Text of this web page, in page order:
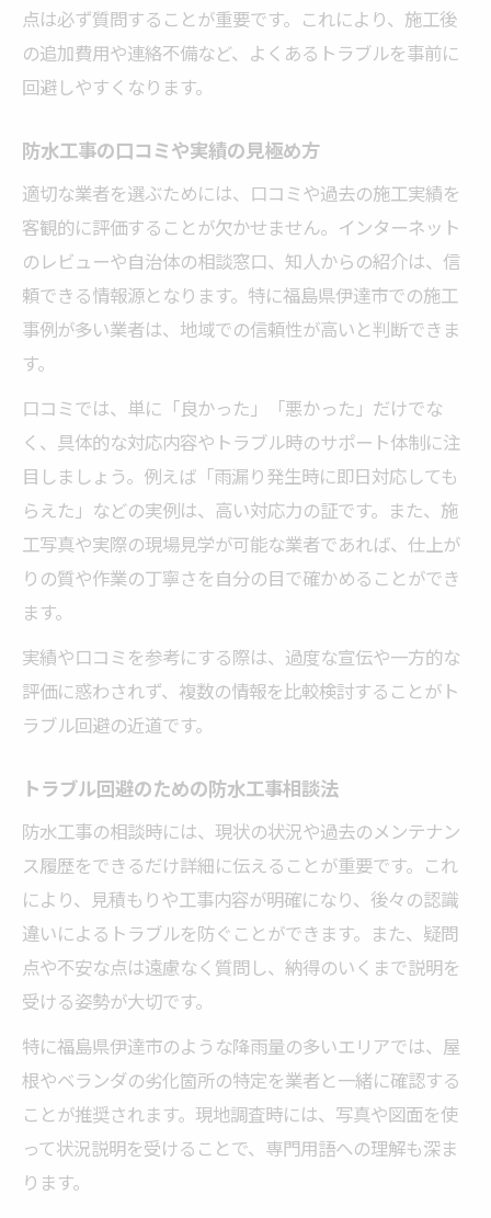
点は必ず質問することが重要です。これにより、施工後
の追加費用や連絡不備など、よくあるトラブルを事前に
回避しやすくなります。
防水工事の口コミや実績の見極め方
適切な業者を選ぶためには、口コミや過去の施工実績を
客観的に評価することが欠かせません。インターネット
のレビューや自治体の相談窓口、知人からの紹介は、信
頼できる情報源となります。特に福島県伊達市での施工
事例が多い業者は、地域での信頼性が高いと判断できま
す。
口コミでは、単に「良かった」「悪かった」だけでな
く、具体的な対応内容やトラブル時のサポート体制に注
目しましょう。例えば「雨漏り発生時に即日対応しても
らえた」などの実例は、高い対応力の証です。また、施
工写真や実際の現場見学が可能な業者であれば、仕上が
りの質や作業の丁寧さを自分の目で確かめることができ
ます。
実績や口コミを参考にする際は、過度な宣伝や一方的な
評価に惑わされず、複数の情報を比較検討することがト
ラブル回避の近道です。
トラブル回避のための防水工事相談法
防水工事の相談時には、現状の状況や過去のメンテナン
ス履歴をできるだけ詳細に伝えることが重要です。これ
により、見積もりや工事内容が明確になり、後々の認識
違いによるトラブルを防ぐことができます。また、疑問
点や不安な点は遠慮なく質問し、納得のいくまで説明を
受ける姿勢が大切です。
特に福島県伊達市のような降雨量の多いエリアでは、屋
根やベランダの劣化箇所の特定を業者と一緒に確認する
ことが推奨されます。現地調査時には、写真や図面を使
って状況説明を受けることで、専門用語への理解も深ま
ります。